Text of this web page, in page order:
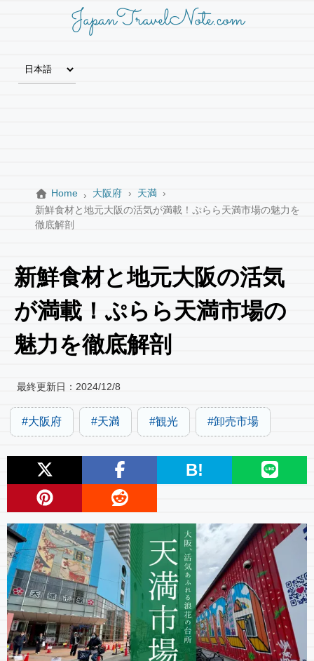
JapanTravelNote.com
Home 大阪府
天満
新鮮食材と地元大阪の活気が満載！ぷらら天満市場の魅力を
徹底解剖
新鮮食材と地元大阪の活気
が満載！ぷらら天満市場の
魅力を徹底解剖
最終更新日： 2024/12/8
大阪府 天満 観光 卸売市場
B!